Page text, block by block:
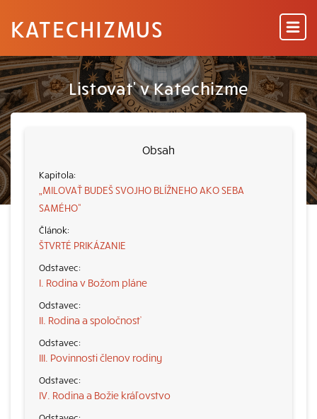
KATECHIZMUS
Listovať v Katechizme
Obsah
„MILOVAŤ BUDEŠ SVOJHO BLÍŽNEHO AKO SEBA
SAMÉHO“
ŠTVRTÉ PRIKÁZANIE
I. Rodina v Božom pláne
II. Rodina a spoločnosť
III. Povinnosti členov rodiny
IV. Rodina a Božie kráľovstvo